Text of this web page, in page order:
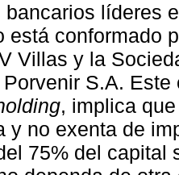
bancarios líderes
está conformado
Villas y la
S.A.
, implica
y no exenta de
75% del capital